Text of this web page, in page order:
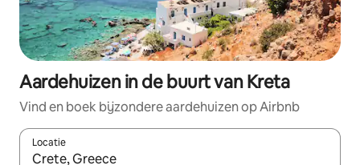
Aardehuizen in de buurt van Kreta
Vind en boek bijzondere aardehuizen op Airbnb
Locatie
Wanneer er resultaten beschikbaar zijn, maak je een keuze